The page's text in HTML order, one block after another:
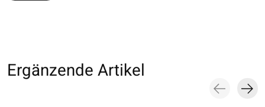
Ergänzende Artikel